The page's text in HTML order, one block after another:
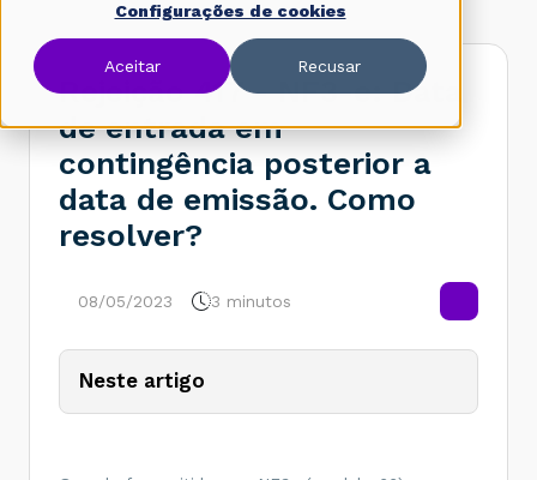
Configurações de cookies
Aceitar Recusar
Rejeição 417 - NF3-e: Data
de entrada em
contingência posterior a
data de emissão. Como
resolver?
08/05/2023 3 minutos
Neste artigo